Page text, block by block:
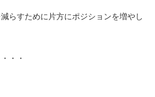
らすために片方にポジションを増やし
・・